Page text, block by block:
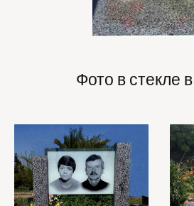
Фото в стекле